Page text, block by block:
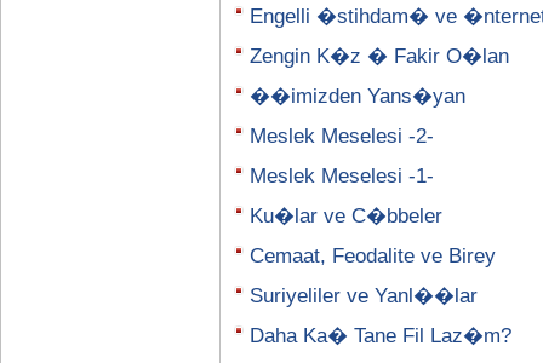
Engelli �stihdam� ve
Zengin K�z � Fakir O�lan
��imizden Yans�yan
Meslek Meselesi -2-
Meslek Meselesi -1-
Ku�lar ve C�bbeler
Cemaat, Feodalite ve Birey
Suriyeliler ve Yanl��lar
Daha Ka� Tane Fil Laz�m?